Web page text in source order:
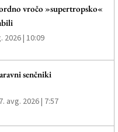
vročo »supertropsko«
2026 | 10:09
senčniki
7. avg. 2026 | 7:57